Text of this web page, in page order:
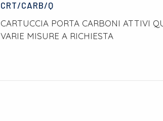
CRT/CARB/Q
CARTUCCIA PORTA CARBONI ATTIVI
VARIE MISURE A RICHIESTA